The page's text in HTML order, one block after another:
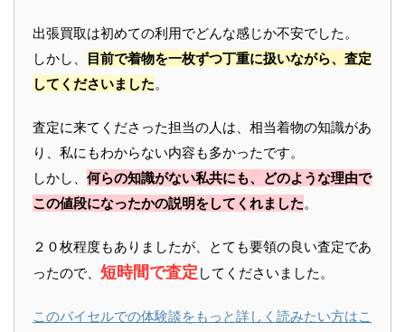
出張買取は初めての利用でどんな感じか不安でした。
しかし、
目前で着物を一枚ずつ丁重に扱いながら、査定
してくださいました。
査定に来てくださった担当の人は、相当着物の知識があ
り、私にもわからない内容も多かったです。
しかし、 何らの知識がない私共にも、どのような理由で
この値段になったかの説明をしてくれました。
２０枚程度もありましたが、とても要領の良い査定であ
ったので、 短時間で査定 してくださいました。
このバイセルでの体験談をもっと詳しく読みたい方はこ